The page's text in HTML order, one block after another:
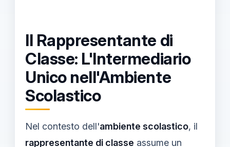
Il Rappresentante di
Classe: L'Intermediario
Unico nell'Ambiente
Scolastico
Nel contesto dell'ambiente scolastico, il
rappresentante di classe assume un